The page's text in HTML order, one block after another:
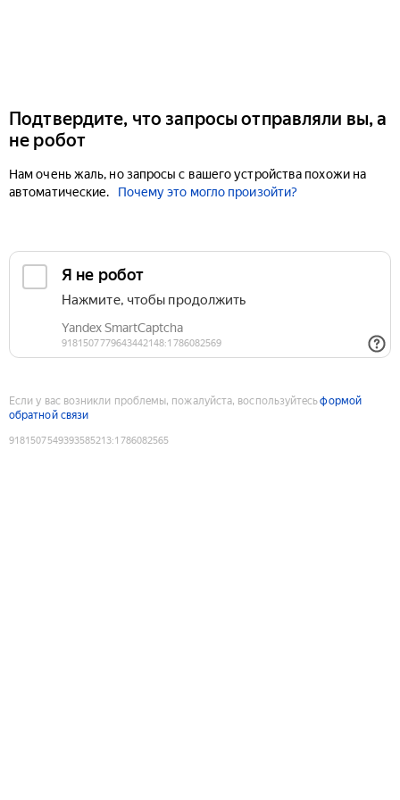
Подтвердите, что запросы отправляли вы, а
не робот
Нам очень жаль, но запросы с вашего устройства похожи на
автоматические.
Почему это могло произойти?
Если у вас возникли проблемы, пожалуйста, воспользуйтесьформой
обратной связи
9181507549393585213:1786082565